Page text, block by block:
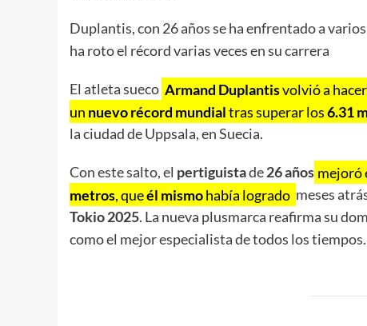
Duplantis, con 26 años se ha enfrentado a
ha roto el récord varias veces en su carrera
El atleta sueco Armand Duplantisvolvió a
un nuevo récord mundialtras superar los6.31
la ciudad de Uppsala, en Suecia.
Con este salto, el pertiguistade26 años mejoró
metros, queél mismohabía logrado meses
Tokio 2025. La nueva plusmarca reafirma su
como el mejor especialista de todos los tiempos.